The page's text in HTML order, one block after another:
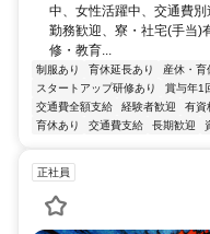
中、女性活躍中、交通費
勤務歓迎、寮・社宅(手当)
修・教育...
制服あり 育休延長あり 産休・育
スタートアップ研修あり
賞与年1
交通費全額支給
経験者歓迎 有資
育休あり
交通費支給 長期歓迎
正社員